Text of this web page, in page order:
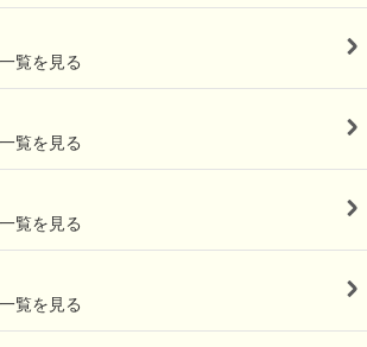
覧を見る
覧を見る
覧を見る
覧を見る